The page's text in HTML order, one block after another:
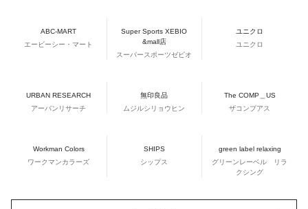
ABC-MART
エービーシー・マート
Super Sports XEBIO
&mall店
スーパースポーツゼビオ
ユニクロ
ユニクロ
URBAN RESEARCH
アーバンリサーチ
無印良品
ムジルシリョウヒン
The COMP＿US
ザコンプアス
Workman Colors
ワークマンカラーズ
SHIPS
シップス
green label relaxing
グリーンレーベル リラ
クシング